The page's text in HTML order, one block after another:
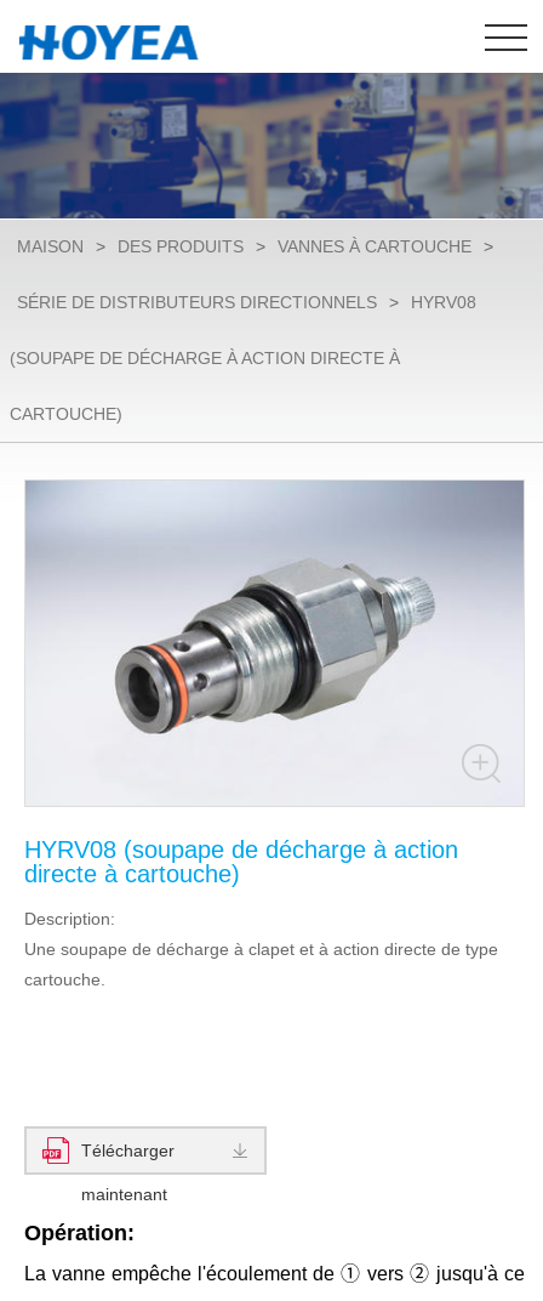
MAISON > DES PRODUITS > VANNES À CARTOUCHE >
SÉRIE DE DISTRIBUTEURS DIRECTIONNELS > HYRV08
(SOUPAPE DE DÉCHARGE À ACTION DIRECTE À
CARTOUCHE)
HYRV08 (soupape de décharge à action
directe à cartouche)
Description:
Une soupape de décharge à clapet et à action directe de type
cartouche.
Télécharger
maintenant
Opération:
La vanne empêche l'écoulement de ① vers ② jusqu'à ce